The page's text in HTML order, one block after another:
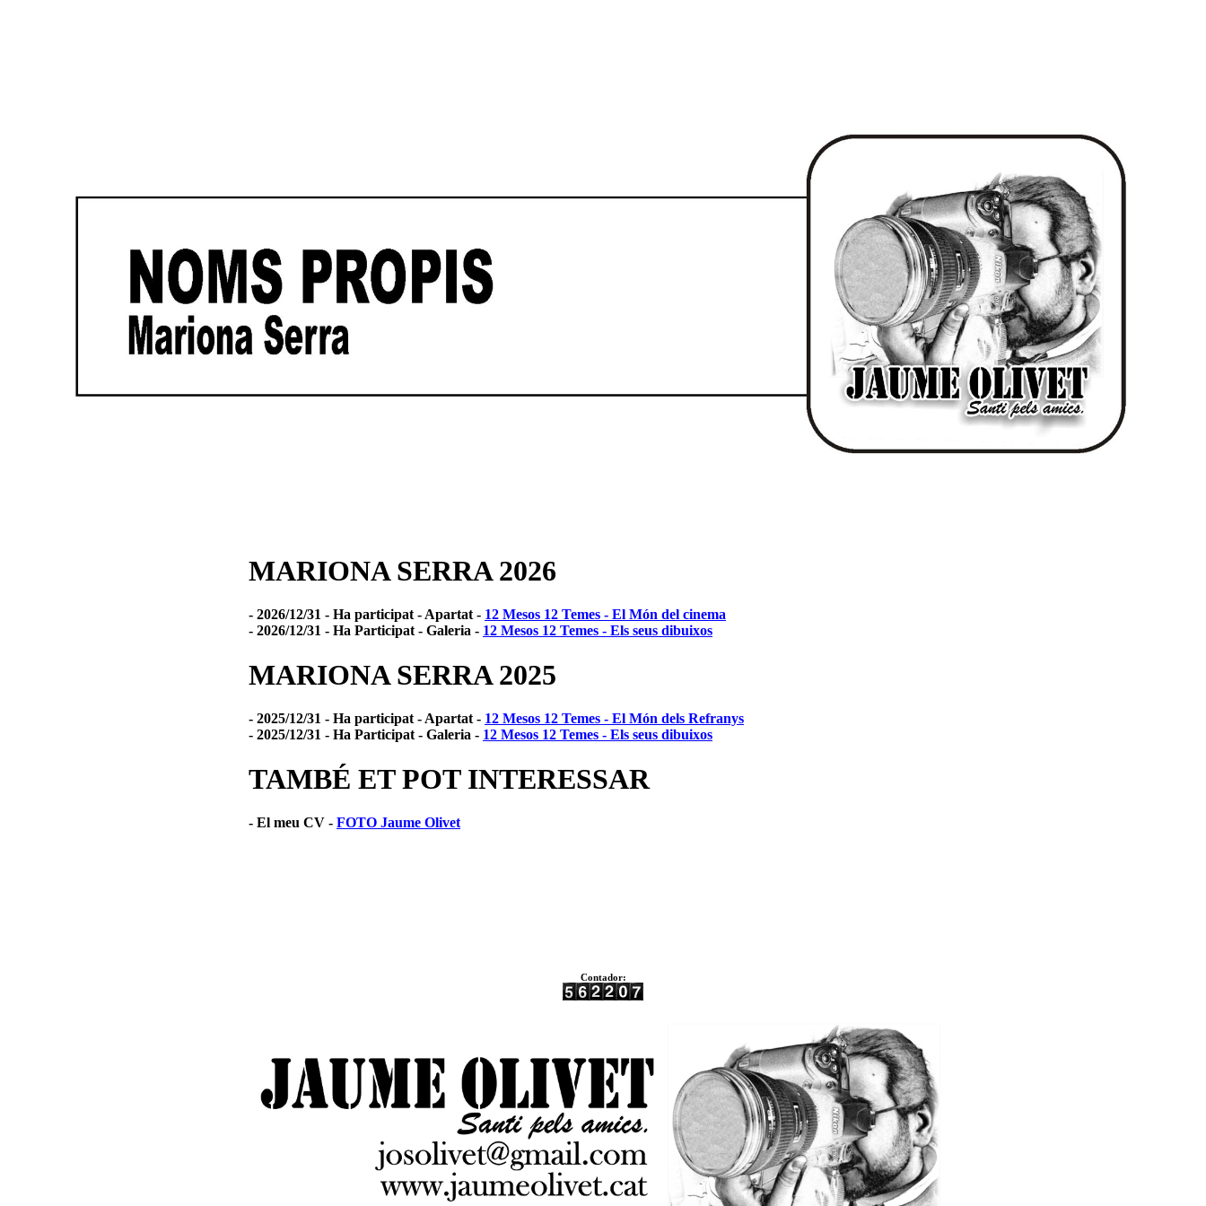
MARIONA SERRA 2026
- 2026/12/31 - Ha participat - Apartat - 12 Mesos 12 Temes - El Món del cinema
- 2026/12/31 - Ha Participat - Galeria - 12 Mesos 12 Temes - Els seus dibuixos
MARIONA SERRA 2025
- 2025/12/31 - Ha participat - Apartat - 12 Mesos 12 Temes - El Món dels Refranys
- 2025/12/31 - Ha Participat - Galeria - 12 Mesos 12 Temes - Els seus dibuixos
TAMBÉ ET POT INTERESSAR
- El meu CV - FOTO Jaume Olivet
Contador: